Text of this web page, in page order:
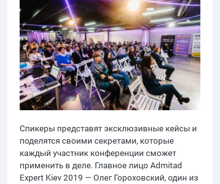
Спикеры представят эксклюзивные кейсы и
поделятся своими секретами, которые
каждый участник конференции сможет
применить в деле. Главное лицо Admitad
Expert Kiev 2019 — Олег Гороховский, один из